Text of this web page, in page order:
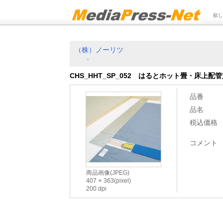
欲
（株）ノーリツ
CHS_HHT_SP_052 はるとホット畳・床上配
商品画像(JPEG)
407
363(pixel)
200 dpi
品番
品名
税込価格
コメント